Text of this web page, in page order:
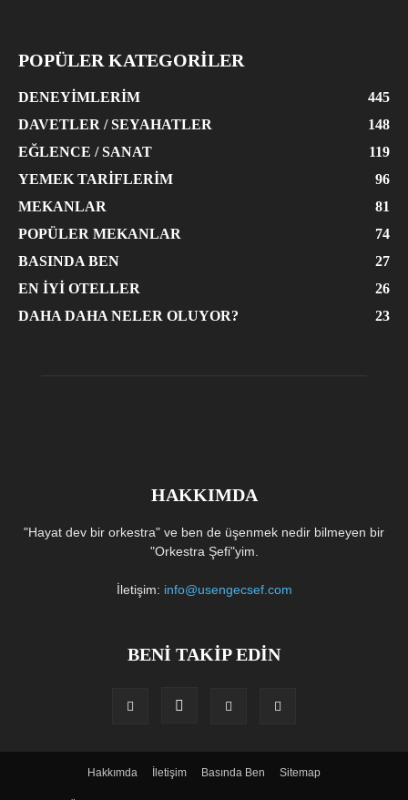
POPÜLER KATEGORİLER
DENEYIMLERIM
445
DAVETLER / SEYAHATLER
148
EĞLENCE / SANAT
119
YEMEK TARIFLERIM
96
MEKANLAR
81
POPÜLER MEKANLAR
74
BASINDA BEN
27
EN İYI OTELLER
26
DAHA DAHA NELER OLUYOR?
23
HAKKIMDA
"Hayat dev bir orkestra" ve ben de üşenmek nedir bilmeyen bir
"Orkestra Şefi"yim.
İletişim: info@usengecsef.com
BENİ TAKİP EDİN
Hakkımda İletişim Basında Ben Sitemap